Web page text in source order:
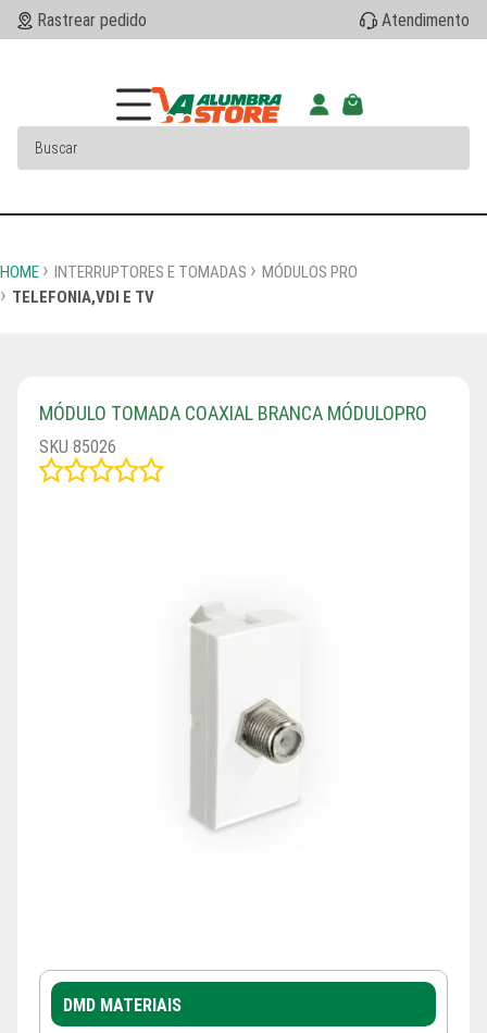
Rastrear pedido Atendimento
HOME INTERRUPTORES E TOMADAS
MÓDULOS PRO
TELEFONIA,VDI E TV
MÓDULO TOMADA COAXIAL BRANCA MÓDULOPRO
SKU 85026
DMD MATERIAIS